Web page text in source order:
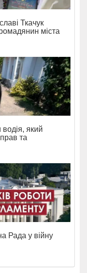
Ткачук
міста
водія, який
та
Рада у війну